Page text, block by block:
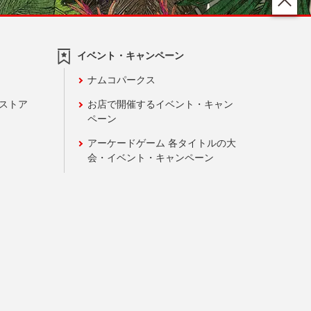
トア
イベント・キャンペーン
ナムコパークス
お店で開催するイベント・キャン
ペーン
アーケードゲーム 各タイトルの大
会・イベント・キャンペーン